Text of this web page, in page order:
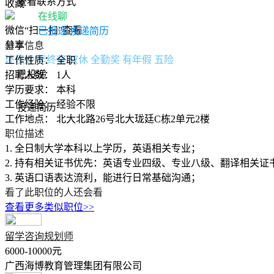
收藏
微信“扫一扫”查看
分享
环境好 年终奖 双休 全勤奖 有年假 五险
已投递
投递简历
在线聊
已投递 投递简历
基本信息
工作性质：全职
招聘人数：
1人
学历要求：
本科
工作经验：经验不限
工作地点：
北大北路26号北大珑廷C栋2单元2楼
职位描述
1. 全日制大学本科以上学历，英语相关专业；
2. 持有相关证书优先：英语专业四级、专业八级、翻译相关证
3. 英语口语表达流利，能进行日常基础沟通；
看了此职位的人还会看
查看更多类似职位>>
留学咨询规划师
6000-10000元
广西海博教育管理集团有限公司